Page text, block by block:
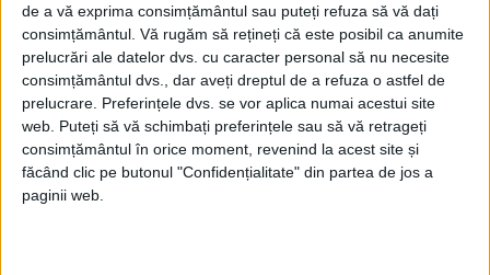
de a vă exprima consimțământul sau puteți refuza să vă dați
consimțământul. Vă rugăm să rețineți că este posibil ca anumite
prelucrări ale datelor dvs. cu caracter personal să nu necesite
consimțământul dvs., dar aveți dreptul de a refuza o astfel de
prelucrare. Preferințele dvs. se vor aplica numai acestui site
web. Puteți să vă schimbați preferințele sau să vă retrageți
consimțământul în orice moment, revenind la acest site și
făcând clic pe butonul "Confidențialitate" din partea de jos a
paginii web.
RECOMANDARI PENTRU TINE
Istoria sloturilor: de la primele aparate
la sloturile online